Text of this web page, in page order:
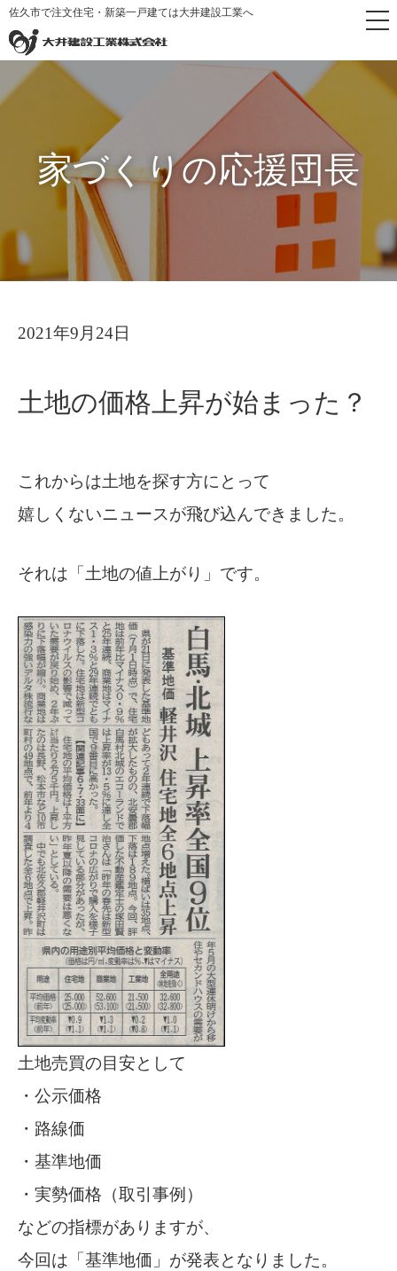
佐久市で注文住宅・新築一戸建ては大井建設工業へ
家づくりの応援団長
トップペー
ジ
家づくりの応援団
長
土地の価格上昇が始まっ
2021年9月24日
土地の価格上昇が始まった？
これからは土地を探す方にとって
嬉しくないニュースが飛び込んできました。
それは「土地の値上がり」です。
土地売買の目安として
・公示価格
・路線価
・基準地価
・実勢価格（取引事例）
などの指標がありますが、
今回は「基準地価」が発表となりました。